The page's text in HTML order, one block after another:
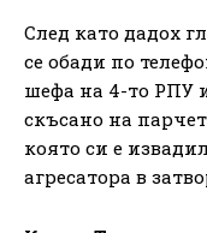
След като дадох
се обади по
шефа на 4-то РПУ
скъсано на
която си е
агресатора в